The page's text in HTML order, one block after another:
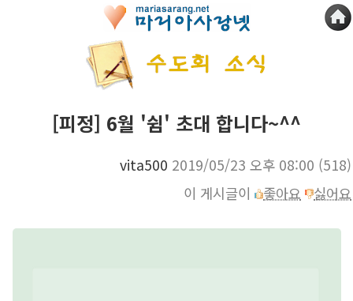
[피정] 6월 '쉼' 초대 합니다~^^
vita500 2019/05/23 오후 08:00 (518)
이 게시글이
좋아요 싫어요